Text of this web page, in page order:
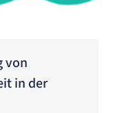
von
in der